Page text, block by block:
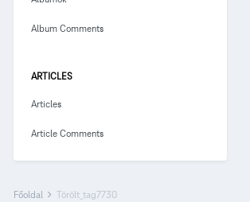
Album Comments
ARTICLES
Articles
Article Comments
Főoldal Törölt_tag7730